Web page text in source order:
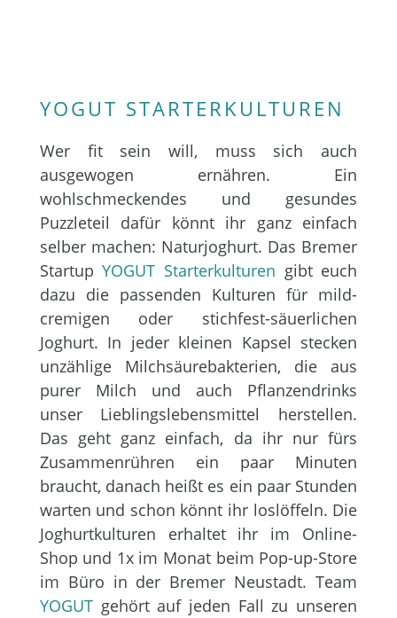
YOGUT STARTERKULTUREN
Wer fit sein will, muss sich auch
ausgewogen ernähren. Ein
wohlschmeckendes und gesundes
Puzzleteil dafür könnt ihr ganz einfach
selber machen: Naturjoghurt. Das Bremer
StartupYOGUT Starterkulturen gibt euch
dazu die passenden Kulturen für mild-
cremigen oder stichfest-säuerlichen
Joghurt. In jeder kleinen Kapsel stecken
unzählige Milchsäurebakterien, die aus
purer Milch und auch Pflanzendrinks
unser Lieblingslebensmittel herstellen.
Das geht ganz einfach, da ihr nur fürs
Zusammenrühren ein paar Minuten
braucht, danach heißt es ein paar Stunden
warten und schon könnt ihr loslöffeln. Die
Joghurtkulturen erhaltet ihr im Online-
Shop und 1x im Monat beim Pop-up-Store
im Büro in der Bremer Neustadt. Team
YOGUTgehört auf jeden Fall zu unseren